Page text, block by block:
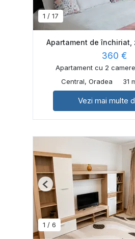
1 / 17
Apartament de închiriat,
360 €
Apartament cu 2
Central, Oradea
31
Vezi mai multe
1 / 6
Previous